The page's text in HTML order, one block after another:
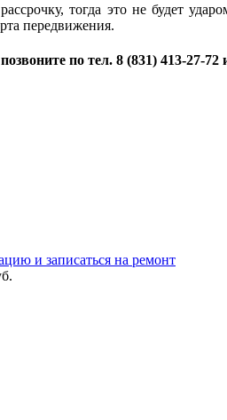
тогда это не будет
передвижения.
по тел. 8 (831) 413-27-72
и записаться на ремонт